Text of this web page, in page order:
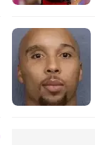
Federação
pagar por